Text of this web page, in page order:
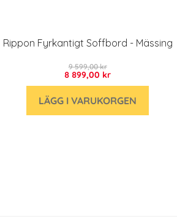
Rippon Fyrkantigt Soffbord - Mässing
8 899,00 kr
9 599,00 kr
LÄGG I VARUKORGEN